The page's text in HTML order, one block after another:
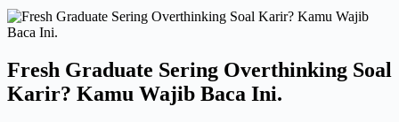
Fresh Graduate Sering Overthinking Soal
Karir? Kamu Wajib Baca Ini.